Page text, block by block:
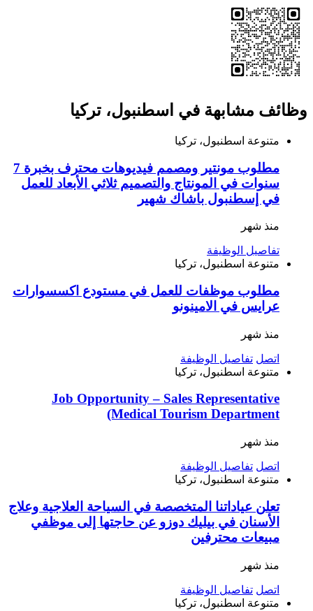
وظائف مشابهة في اسطنبول، تركيا
متنوعة اسطنبول، تركيا
مطلوب مونتير ومصمم فيديوهات محترف بخبرة 7
سنوات في المونتاج والتصميم ثلاثي الأبعاد للعمل
في إسطنبول باشاك شهير
منذ شهر
تفاصيل الوظيفة
متنوعة اسطنبول، تركيا
مطلوب موظفات للعمل في مستودع اكسسوارات
عرايس في الامينونو
منذ شهر
اتصل تفاصيل الوظيفة
متنوعة اسطنبول، تركيا
Job Opportunity – Sales Representative
(Medical Tourism Department
منذ شهر
اتصل تفاصيل الوظيفة
متنوعة اسطنبول، تركيا
تعلن عياداتنا المتخصصة في السياحة العلاجية وعلاج
الأسنان في بيليك دوزو عن حاجتها إلى موظفي
مبيعات محترفين
منذ شهر
اتصل تفاصيل الوظيفة
متنوعة اسطنبول، تركيا